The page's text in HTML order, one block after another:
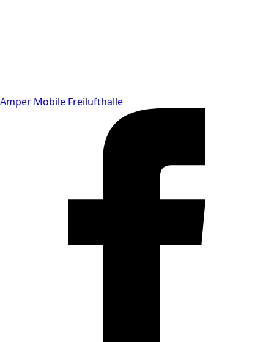
Amper Mobile Freilufthalle